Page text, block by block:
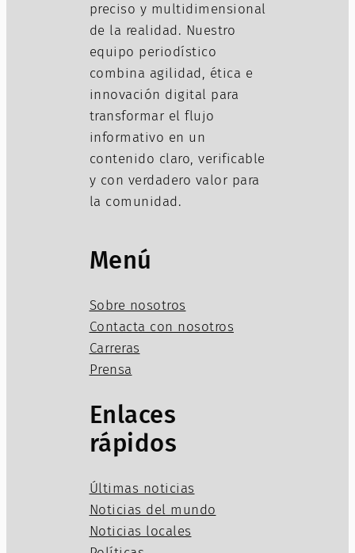
preciso y multidimensional
de la realidad. Nuestro
equipo periodístico
combina agilidad, ética e
innovación digital para
transformar el flujo
informativo en un
contenido claro, verificable
y con verdadero valor para
la comunidad.
Menú
Sobre nosotros
Contacta con nosotros
Carreras
Prensa
Enlaces
rápidos
Últimas noticias
Noticias del mundo
Noticias locales